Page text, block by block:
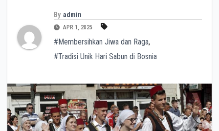
By admin
APR 1, 2025
#Membersihkan Jiwa dan Raga,
#Tradisi Unik Hari Sabun di Bosnia